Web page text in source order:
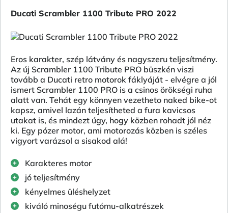
Ducati Scrambler 1100 Tribute PRO 2022
Eros karakter, szép látvány és nagyszeru teljesítmény.
Az új Scrambler 1100 Tribute PRO büszkén viszi
tovább a Ducati retro motorok fáklyáját - elvégre a jól
ismert Scrambler 1100 PRO is a csinos örökségi ruha
alatt van. Tehát egy könnyen vezetheto naked bike-ot
kapsz, amivel lazán teljesítheted a fura kavicsos
utakat is, és mindezt úgy, hogy közben rohadt jól néz
ki. Egy pózer motor, ami motorozás közben is széles
vigyort varázsol a sisakod alá!
Karakteres motor
jó teljesítmény
kényelmes üléshelyzet
kiváló minoségu futómu-alkatrészek